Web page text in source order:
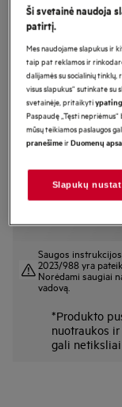
TI64IG00FB
Indukcinė
serija
Gaminio informacijos
Pagrindiniai
Su 6000 serijos
gaminimo segmentų
segmentų
Funkcija
Saugos
2023/988 yra
Norėdami saugiai
vadovą.
*Produkto
nuotraukos
gali
Ši svetainė naudoja
patirtį.
Mes naudojame slapukus ir
taip pat reklamos ir
dalijamės su socialinių
visus slapukus“ sutinkate
svetainėje, pritaikyti
Paspaudę „Tęsti
mūsų teikiamos paslaugos
pranešimeirDuomenų
Slapukų